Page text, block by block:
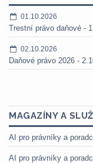
01.10.2026
Trestní právo daňové -
02.10.2026
Daňové právo 2026 -
MAGAZÍNY A
AI pro právníky a
AI pro právníky a